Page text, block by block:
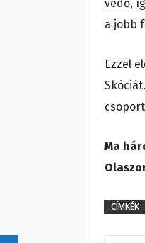
védő,
a jobb
Ezzel
Ma
CÍMKÉK